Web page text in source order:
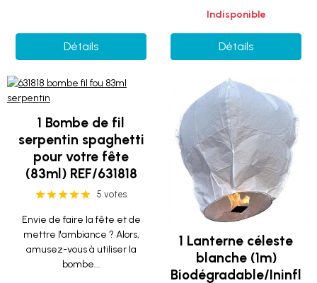
Détails
Indisponible
Détails
1 Bombe de fil
serpentin spaghetti
pour votre fête
(83ml) REF/631818
5 votes.
Envie de faire la fête et de
mettre l'ambiance ? Alors,
amusez-vous à utiliser la
bombe...
1 Lanterne céleste
blanche (1m)
Biodégradable/Ininfl